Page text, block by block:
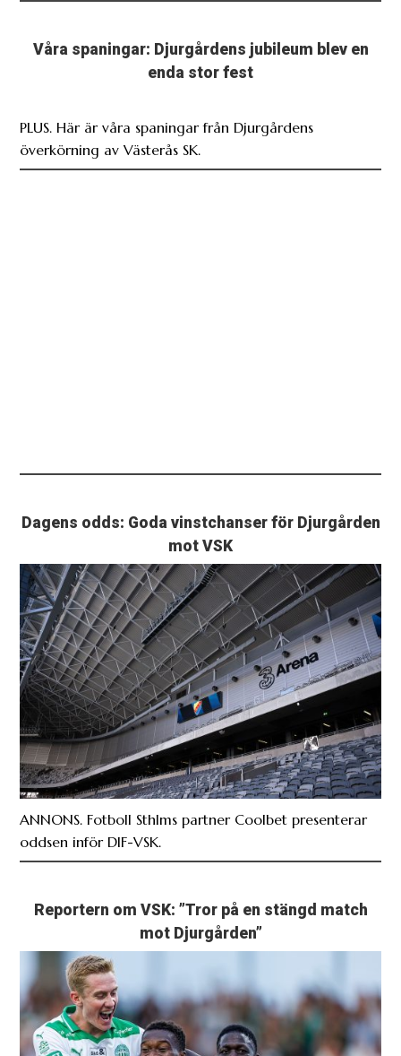
Våra spaningar: Djurgårdens jubileum blev en
enda stor fest
PLUS. Här är våra spaningar från Djurgårdens
överkörning av Västerås SK.
Dagens odds: Goda vinstchanser för Djurgården
mot VSK
ANNONS. Fotboll Sthlms partner Coolbet presenterar
oddsen inför DIF-VSK.
Reportern om VSK: ”Tror på en stängd match
mot Djurgården”